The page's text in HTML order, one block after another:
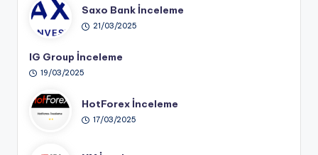
Saxo Bank İnceleme
21/03/2025
IG Group İnceleme
19/03/2025
HotForex İnceleme
17/03/2025